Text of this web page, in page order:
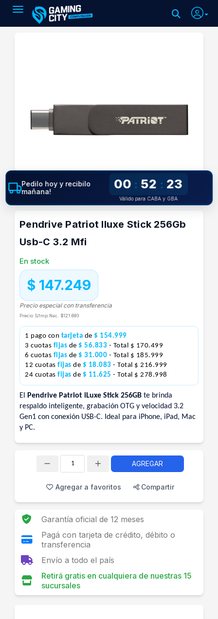
Toggle navigation
Pendrive Patriot Iluxe Stick 256Gb
Usb-C 3.2 Mfi
En stock
$ 147.249
Precio especial con transferencia
Precio S/Imp.Nac. $121.693
1 pago con tarjeta de $ 154.999
3 cuotas fijas de $ 56.833 - Total $ 170.499
6 cuotas fijas de $ 31.000 - Total $ 185.999
12 cuotas fijas de $ 18.083 - Total $ 216.999
24 cuotas fijas de $ 11.625 - Total $ 278.998
El Pendrive Patriot iLuxe Stick 256GB te brinda
respaldo inteligente, grabación OTG y velocidad 3.2
Gen1 con conexión USB-C. Ideal para iPhone, iPad, Mac
y PC.
Pedilo hoy y recibilo
mañana!
00 : 52 : 22
Válido para CABA y GBA
AGREGAR
Agregar a favoritos Compartir
Garantía oficial de 12 meses
Pagá con tarjeta de crédito, débito o
transferencia
Envío a todo el país
Retirá gratis en cualquiera de nuestras 15
sucursales